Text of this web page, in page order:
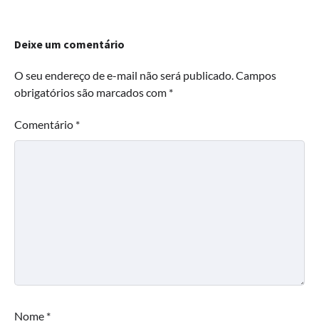
Deixe um comentário
O seu endereço de e-mail não será publicado.Campos
obrigatórios são marcados com *
Comentário *
Nome *